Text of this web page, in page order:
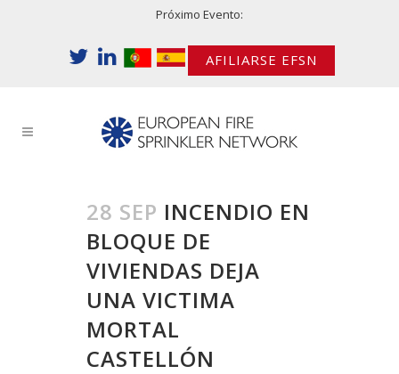
Próximo Evento:
AFILIARSE EFSN
28 SEP INCENDIO EN
BLOQUE DE
VIVIENDAS DEJA
UNA VICTIMA
MORTAL
CASTELLÓN